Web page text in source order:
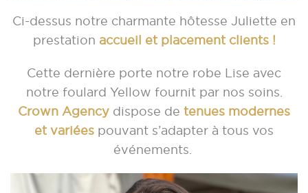
Ci-dessus notre charmante hôtesse Juliette en
prestation accueil et placement clients !
Cette dernière porte notre robe Lise avec
notre foulard Yellow fournit par nos soins.
Crown Agency dispose de tenues modernes
et variées pouvant s’adapter à tous vos
événements.